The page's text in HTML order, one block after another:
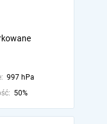
997 hPa
50%